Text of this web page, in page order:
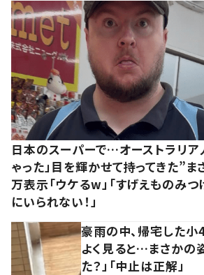
日本のスーパーで…オーストラリア
ゃった」目を輝かせて持ってきた”
万表示「ウケるw」「すげえものみつ
にいられない！」
豪雨の中、帰宅した
よく見ると…まさかの
た？」「中止は正解」